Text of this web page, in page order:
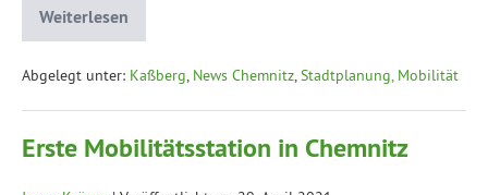
Weiterlesen
Abgelegt unter: Kaßberg, News Chemnitz,Stadtplanung, Mobilität
Erste Mobilitätsstation in Chemnitz